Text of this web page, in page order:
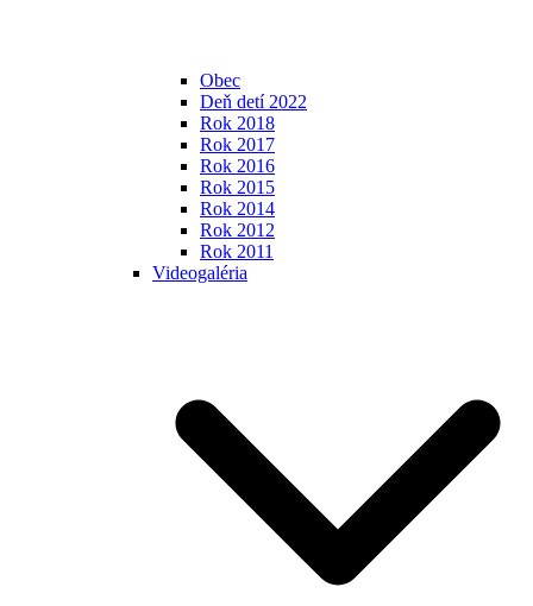
Obec
Deň detí 2022
Rok 2018
Rok 2017
Rok 2016
Rok 2015
Rok 2014
Rok 2012
Rok 2011
Videogaléria